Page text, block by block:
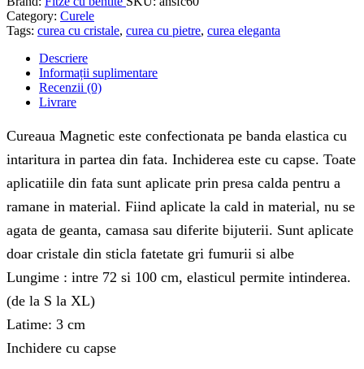
Category: Curele
Tags: curea cu cristale, curea cu pietre, curea eleganta
Descriere
Informații suplimentare
Recenzii (0)
Livrare
Cureaua Magnetic este confectionata pe banda elastica cu
intaritura in partea din fata. Inchiderea este cu capse. Toate
aplicatiile din fata sunt aplicate prin presa calda pentru a
ramane in material. Fiind aplicate la cald in material, nu se
agata de geanta, camasa sau diferite bijuterii. Sunt aplicate
doar cristale din sticla fatetate gri fumurii si albe
Lungime : intre 72 si 100 cm, elasticul permite intinderea.
(de la S la XL)
Latime: 3 cm
Inchidere cu capse